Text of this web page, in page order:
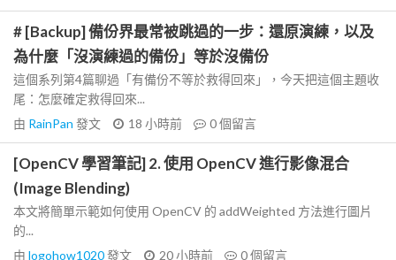
# [Backup] 備份界最常被跳過的一步：還原演練，以及
為什麼「沒演練過的備份」等於沒備份
這個系列第4篇聊過「有備份不等於救得回來」，今天把這個主題收
尾：怎麼確定救得回來...
由 RainPan 發文 18 小時前 0個留言
[OpenCV 學習筆記] 2. 使用 OpenCV 進行影像混合
(Image Blending)
本文將簡單示範如何使用 OpenCV 的 addWeighted 方法進行圖片
的...
由 logohow1020發文 20 小時前 0個留言